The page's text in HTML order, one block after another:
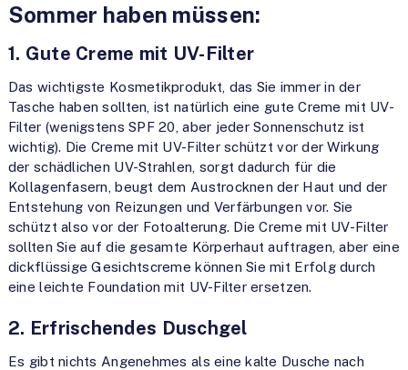
Sommer haben müssen:
1. Gute Creme mit UV-Filter
Das wichtigste Kosmetikprodukt, das Sie immer in der
Tasche haben sollten, ist natürlich eine gute Creme mit UV-
Filter (wenigstens SPF 20, aber jeder Sonnenschutz ist
wichtig). Die Creme mit UV-Filter schützt vor der Wirkung
der schädlichen UV-Strahlen, sorgt dadurch für die
Kollagenfasern, beugt dem Austrocknen der Haut und der
Entstehung von Reizungen und Verfärbungen vor. Sie
schützt also vor der Fotoalterung. Die Creme mit UV-Filter
sollten Sie auf die gesamte Körperhaut auftragen, aber eine
dickflüssige Gesichtscreme können Sie mit Erfolg durch
eine leichte Foundation mit UV-Filter ersetzen.
2. Erfrischendes Duschgel
Es gibt nichts Angenehmes als eine kalte Dusche nach